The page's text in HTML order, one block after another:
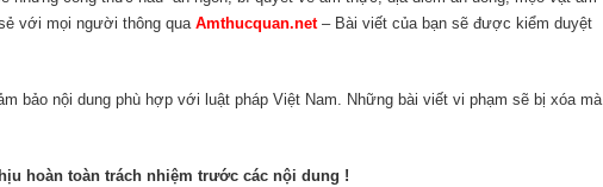
với mọi người thông quaAmthucquan.net– Bài viết của bạn sẽ được kiểm duyệt
bảo nội dung phù hợp với luật pháp Việt Nam. Những bài viết vi phạm sẽ bị xóa mà
hoàn toàn trách nhiệm trước các nội dung !